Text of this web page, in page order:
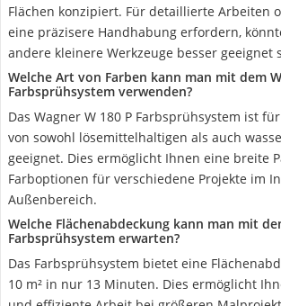
Flächen konzipiert. Für detaillierte Arbeiten
eine präzisere Handhabung erfordern,
andere kleinere Werkzeuge besser geeignet
Welche Art von Farben kann man mit dem
Farbsprühsystem verwenden?
Das Wagner W 180 P Farbsprühsystem ist
von sowohl lösemittelhaltigen als auch
geeignet. Dies ermöglicht Ihnen eine breite
Farboptionen für verschiedene Projekte im
Außenbereich.
Welche Flächenabdeckung kann man mit
Farbsprühsystem erwarten?
Das Farbsprühsystem bietet eine
10 m² in nur 13 Minuten. Dies ermöglicht